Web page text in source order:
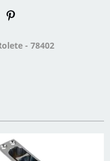
- 78402